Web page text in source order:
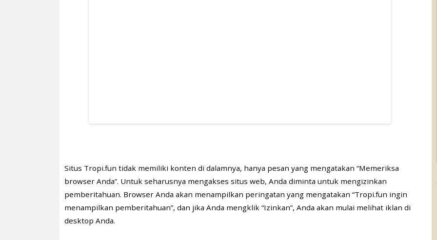
Situs Tropi.fun tidak memiliki konten di dalamnya, hanya pesan yang mengatakan “Memeriksa
browser Anda”. Untuk seharusnya mengakses situs web, Anda diminta untuk mengizinkan
pemberitahuan. Browser Anda akan menampilkan peringatan yang mengatakan “Tropi.fun ingin
menampilkan pemberitahuan”, dan jika Anda mengklik “Izinkan”, Anda akan mulai melihat iklan di
desktop Anda.